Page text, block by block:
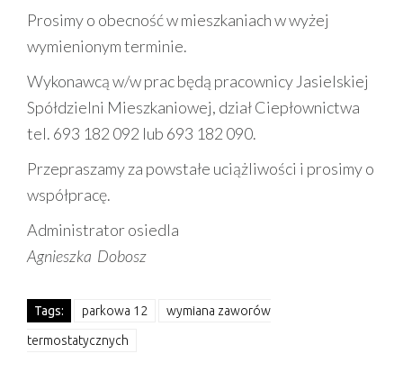
Prosimy o obecność w mieszkaniach w wyżej
wymienionym terminie.
Wykonawcą w/w prac będą pracownicy Jasielskiej
Spółdzielni Mieszkaniowej, dział Ciepłownictwa
tel. 693 182 092 lub 693 182 090.
Przepraszamy za powstałe uciążliwości i prosimy o
współpracę.
Administrator osiedla
Agnieszka Dobosz
Tags: parkowa 12 wymiana zaworów
termostatycznych